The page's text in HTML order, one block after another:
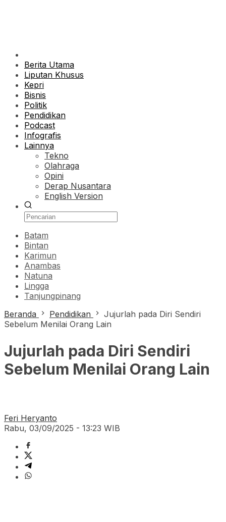
Berita Utama
Liputan Khusus
Kepri
Bisnis
Politik
Pendidikan
Podcast
Infografis
Lainnya
Tekno
Olahraga
Opini
Derap Nusantara
English Version
Batam
Bintan
Karimun
Anambas
Natuna
Lingga
Tanjungpinang
Beranda
Pendidikan
Jujurlah pada Diri Sendiri
Sebelum Menilai Orang Lain
Jujurlah pada Diri Sendiri
Sebelum Menilai Orang Lain
Feri Heryanto
Rabu, 03/09/2025 - 13:23 WIB